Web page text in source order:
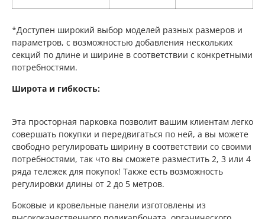
*Доступен широкий выбор моделей разных размеров и
параметров, с возможностью добавления нескольких
секций по длине и ширине в соответствии с конкретными
потребностями.
Широта и гибкость:
Эта просторная парковка позволит вашим клиентам легко
совершать покупки и передвигаться по ней, а вы можете
свободно регулировать ширину в соответствии со своими
потребностями, так что вы сможете разместить 2, 3 или 4
ряда тележек для покупок! Также есть возможность
регулировки длины от 2 до 5 метров.
Боковые и кровельные панели изготовлены из